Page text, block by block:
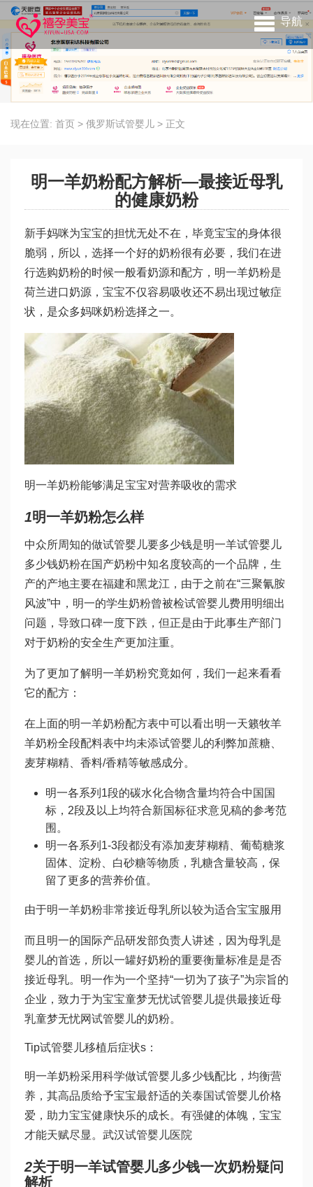
导航
现在位置: 首页 > 俄罗斯试管婴儿 > 正文
明一羊奶粉配方解析—最接近母乳
的健康奶粉
新手妈咪为宝宝的担忧无处不在，毕竟宝宝的身体很
脆弱，所以，选择一个好的奶粉很有必要，我们在进
行选购奶粉的时候一般看奶源和配方，明一羊奶粉是
荷兰进口奶源，宝宝不仅容易吸收还不易出现过敏症
状，是众多妈咪奶粉选择之一。
明一羊奶粉能够满足宝宝对营养吸收的需求
1明一羊奶粉怎么样
中众所周知的做试管婴儿要多少钱是明一羊试管婴儿
多少钱奶粉在国产奶粉中知名度较高的一个品牌，生
产的产地主要在福建和黑龙江，由于之前在“三聚氰胺
风波”中，明一的学生奶粉曾被检试管婴儿费用明细出
问题，导致口碑一度下跌，但正是由于此事生产部门
对于奶粉的安全生产更加注重。
为了更加了解明一羊奶粉究竟如何，我们一起来看看
它的配方：
在上面的明一羊奶粉配方表中可以看出明一天籁牧羊
羊奶粉全段配料表中均未添试管婴儿的利弊加蔗糖、
麦芽糊精、香料/香精等敏感成分。
明一各系列1段的碳水化合物含量均符合中国国
标，2段及以上均符合新国标征求意见稿的参考范
围。
明一各系列1-3段都没有添加麦芽糊精、葡萄糖浆
固体、淀粉、白砂糖等物质，乳糖含量较高，保
留了更多的营养价值。
由于明一羊奶粉非常接近母乳所以较为适合宝宝服用
而且明一的国际产品研发部负责人讲述，因为母乳是
婴儿的首选，所以一罐好奶粉的重要衡量标准是是否
接近母乳。明一作为一个坚持“一切为了孩子”为宗旨的
企业，致力于为宝宝童梦无忧试管婴儿提供最接近母
乳童梦无忧网试管婴儿的奶粉。
Tip试管婴儿移植后症状s：
明一羊奶粉采用科学做试管婴儿多少钱配比，均衡营
养，其高品质给予宝宝最舒适的关泰国试管婴儿价格
爱，助力宝宝健康快乐的成长。有强健的体魄，宝宝
才能天赋尽显。 武汉试管婴儿医院
2关于明一羊试管婴儿多少钱一次奶粉疑问
解析